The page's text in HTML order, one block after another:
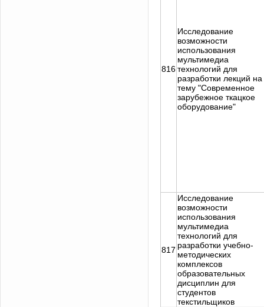
816
Исследование
возможности
использования
мультимедиа
технологий для
разработки лекций на
тему "Современное
зарубежное ткацкое
оборудование"
817
Исследование
возможности
использования
мультимедиа
технологий для
разработки учебно-
методических
комплексов
образовательных
дисциплин для
студентов
текстильщиков